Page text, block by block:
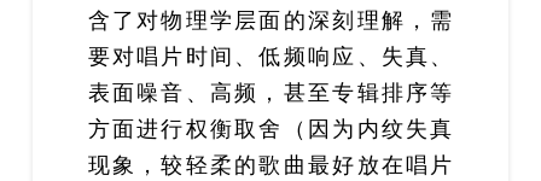
含了对物理学层面的深刻理解，需
要对唱片时间、低频响应、失真、
表面噪音、高频，甚至专辑排序等
方面进行权衡取舍（因为内纹失真
现象，较轻柔的歌曲最好放在唱片